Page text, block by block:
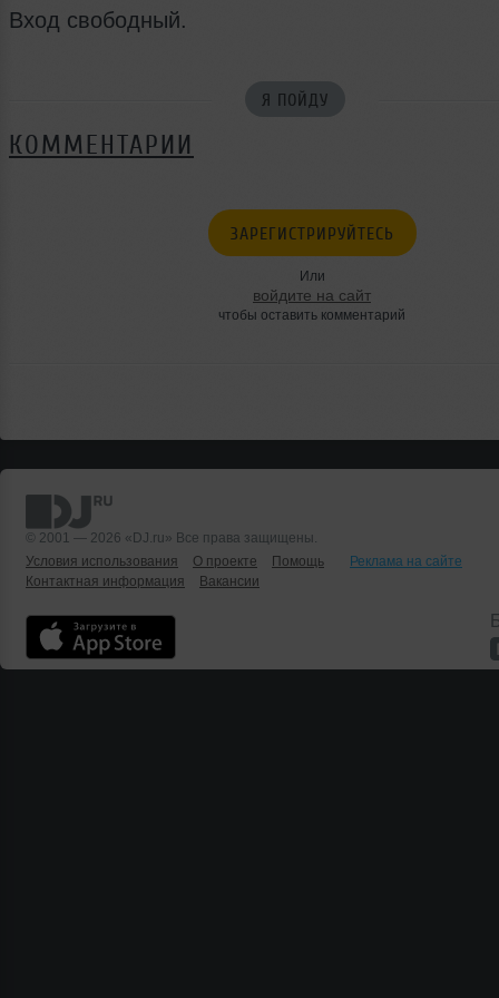
Вход свободный.
Я ПОЙДУ
КОММЕНТАРИИ
ЗАРЕГИСТРИРУЙТЕСЬ
Или
войдите на сайт
чтобы оставить комментарий
© 2001 — 2026 «DJ.ru» Все права защищены.
Условия использования
О проекте Помощь
Реклама на сайте
Контактная информация
Вакансии